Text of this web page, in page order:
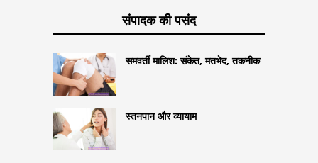
संपादक की पसंद
समवर्ती मालिश: संकेत, मतभेद, तकनीक
स्तनपान और व्यायाम